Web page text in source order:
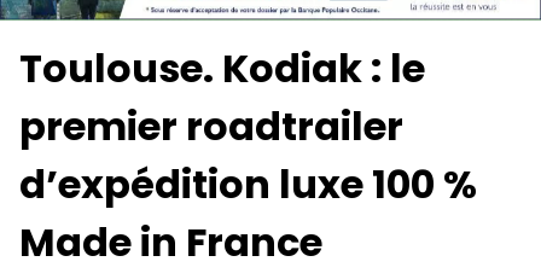
Toulouse. Kodiak : le
premier roadtrailer
d’expédition luxe 100 %
Made in France